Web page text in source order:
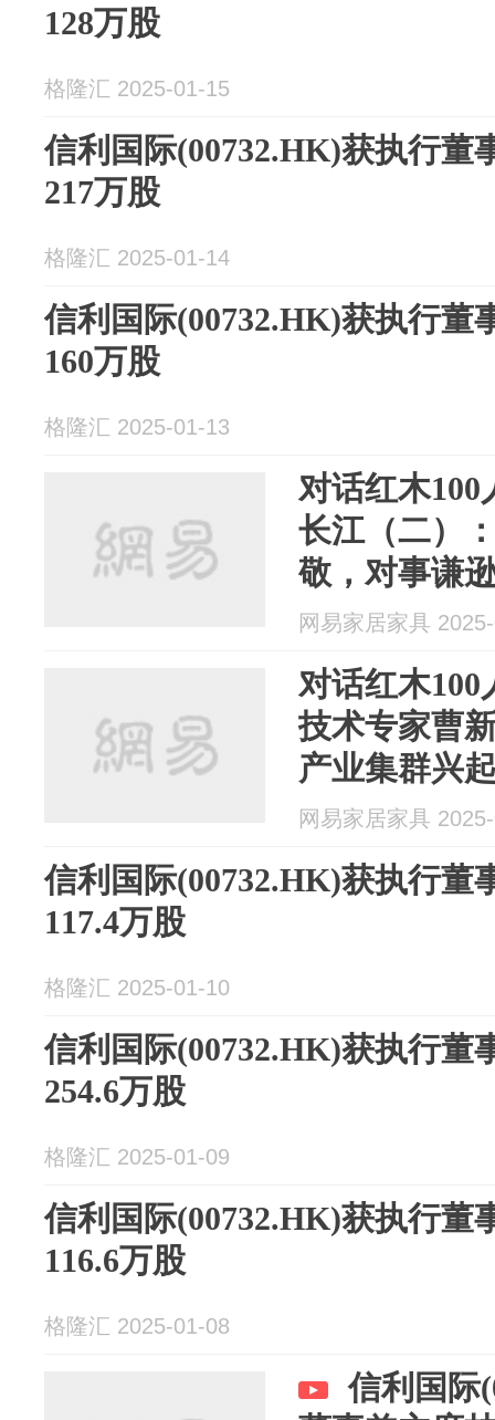
128万股
格隆汇 2025-01-15
信利国际(00732.HK)获执行董
217万股
格隆汇 2025-01-14
信利国际(00732.HK)获执行董
160万股
格隆汇 2025-01-13
对话红木100
长江（二）
敬，对事谦
网易家居家具
对话红木100
技术专家曹
产业集群兴
制造
网易家居家具
信利国际(00732.HK)获执行董
117.4万股
格隆汇 2025-01-10
信利国际(00732.HK)获执行董
254.6万股
格隆汇 2025-01-09
信利国际(00732.HK)获执行董
116.6万股
格隆汇 2025-01-08
信利国际